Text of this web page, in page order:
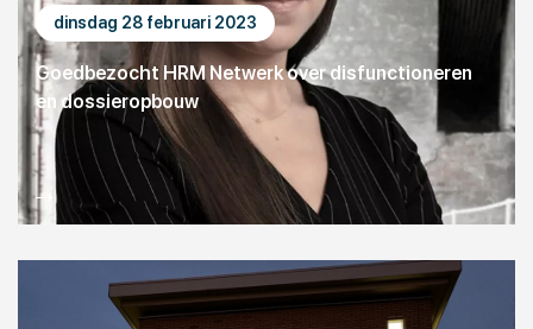
dinsdag 28 februari 2023
Goedbezocht HRM Netwerk over disfunctioneren
en dossieropbouw